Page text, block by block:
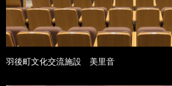
羽後町文化交流施設 美里音